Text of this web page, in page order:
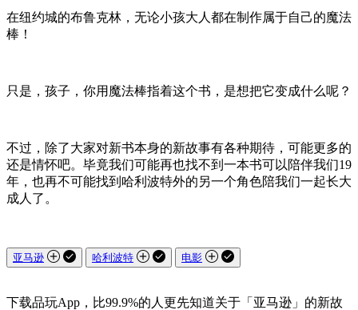
在纽约城的布鲁克林，无论小孩大人都在制作属于自己的魔法
棒！
只是，孩子，你用魔法棒指着这个书，是想把它变成什么呢？
不过，除了大家对新书本身的新故事有各种期待，可能更多的
还是情怀吧。毕竟我们可能再也找不到一本书可以陪伴我们19
年，也再不可能找到哈利波特外的另一个角色陪我们一起长大
成人了。
亚马逊 哈利波特 电影
下载品玩App，比99.9%的人更先知道关于「亚马逊」的新故